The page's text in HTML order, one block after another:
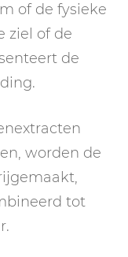
of de fysieke
ziel of de
de
worden de
tot